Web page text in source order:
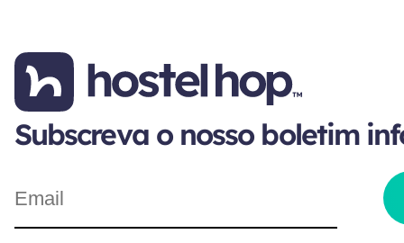
Subscreva o nosso boletim